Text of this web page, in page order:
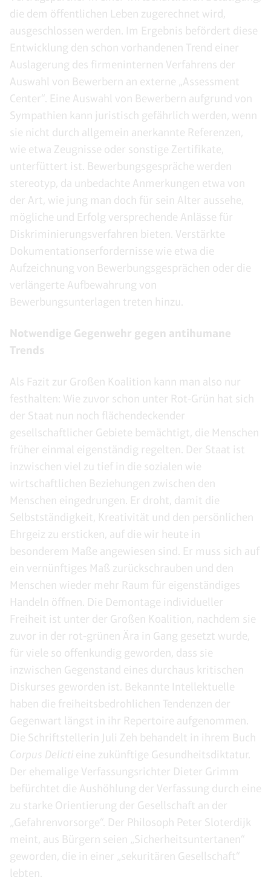
die dem öffentlichen Leben zugerechnet wird,
ausgeschlossen werden. Im Ergebnis befördert diese
Entwicklung den schon vorhandenen Trend einer
Auslagerung des firmeninternen Verfahrens der
Auswahl von Bewerbern an externe „Assessment
Center“. Eine Auswahl von Bewerbern aufgrund von
Sympathien kann juristisch gefährlich werden, wenn
sie nicht durch allgemein anerkannte Referenzen,
wie etwa Zeugnisse oder sonstige Zertifikate,
unterfüttert ist. Bewerbungsgespräche werden
stereotyp, da unbedachte Anmerkungen etwa von
der Art, wie jung man doch für sein Alter aussehe,
mögliche und Erfolg versprechende Anlässe für
Diskriminierungsverfahren bieten. Verstärkte
Dokumentationserfordernisse wie etwa die
Aufzeichnung von Bewerbungsgesprächen oder die
verlängerte Aufbewahrung von
Bewerbungsunterlagen treten hinzu.
Notwendige Gegenwehr gegen antihumane
Trends
Als Fazit zur Großen Koalition kann man also nur
festhalten: Wie zuvor schon unter Rot-Grün hat sich
der Staat nun noch flächendeckender
gesellschaftlicher Gebiete bemächtigt, die Menschen
früher einmal eigenständig regelten. Der Staat ist
inzwischen viel zu tief in die sozialen wie
wirtschaftlichen Beziehungen zwischen den
Menschen eingedrungen. Er droht, damit die
Selbstständigkeit, Kreativität und den persönlichen
Ehrgeiz zu ersticken, auf die wir heute in
besonderem Maße angewiesen sind. Er muss sich auf
ein vernünftiges Maß zurückschrauben und den
Menschen wieder mehr Raum für eigenständiges
Handeln öffnen. Die Demontage individueller
Freiheit ist unter der Großen Koalition, nachdem sie
zuvor in der rot-grünen Ära in Gang gesetzt wurde,
für viele so offenkundig geworden, dass sie
inzwischen Gegenstand eines durchaus kritischen
Diskurses geworden ist. Bekannte Intellektuelle
haben die freiheitsbedrohlichen Tendenzen der
Gegenwart längst in ihr Repertoire aufgenommen.
Die Schriftstellerin Juli Zeh behandelt in ihrem Buch
Corpus Delicti eine zukünftige Gesundheitsdiktatur.
Der ehemalige Verfassungsrichter Dieter Grimm
befürchtet die Aushöhlung der Verfassung durch eine
zu starke Orientierung der Gesellschaft an der
„Gefahrenvorsorge“. Der Philosoph Peter Sloterdijk
meint, aus Bürgern seien „Sicherheitsuntertanen“
geworden, die in einer „sekuritären Gesellschaft“
lebten.